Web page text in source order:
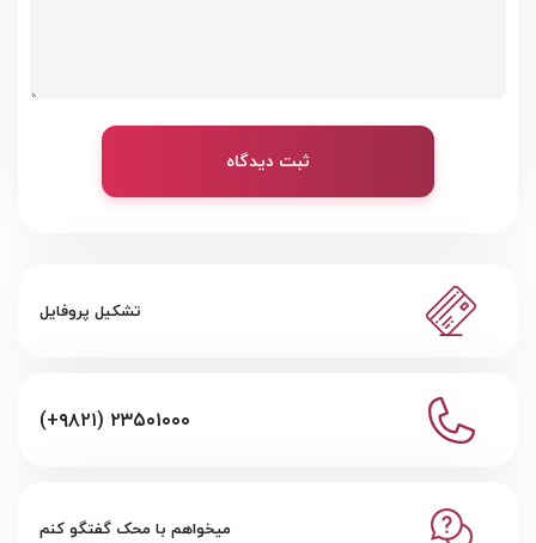
ثبت دیدگاه
تشکیل پروفایل
(+۹۸۲۱) ۲۳۵۰۱۰۰۰
میخواهم با محک گفتگو کنم